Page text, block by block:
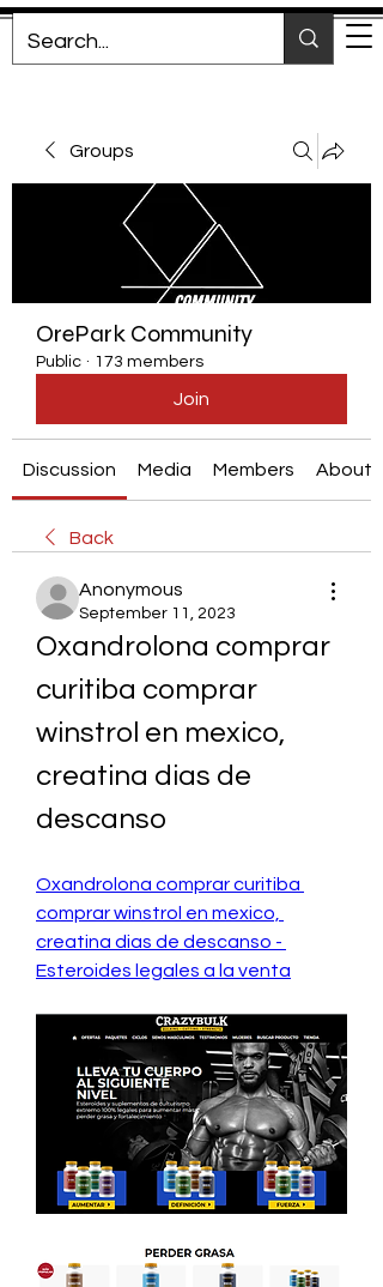
Groups
OrePark Community
Public · 173 members
Join
Discussion Media Members About
Back
Anonymous
September 11, 2023
Oxandrolona comprar
curitiba comprar
winstrol en mexico,
creatina dias de
descanso
Oxandrolona comprar curitiba
comprar winstrol en mexico,
creatina dias de descanso -
Esteroides legales a la venta